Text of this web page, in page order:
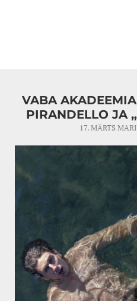
VABA
PIRANDELLO JA
17. MÄRTS